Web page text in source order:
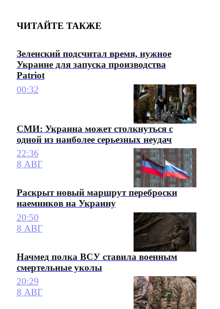
ЧИТАЙТЕ ТАКЖЕ
Зеленский подсчитал время, нужное
Украине для запуска производства
Patriot
00:32
СМИ: Украина может столкнуться с
одной из наиболее серьезных неудач
22:36
8 АВГ
Раскрыт новый маршрут переброски
наемников на Украину
20:50
8 АВГ
Начмед полка ВСУ ставила военным
смертельные уколы
20:29
8 АВГ